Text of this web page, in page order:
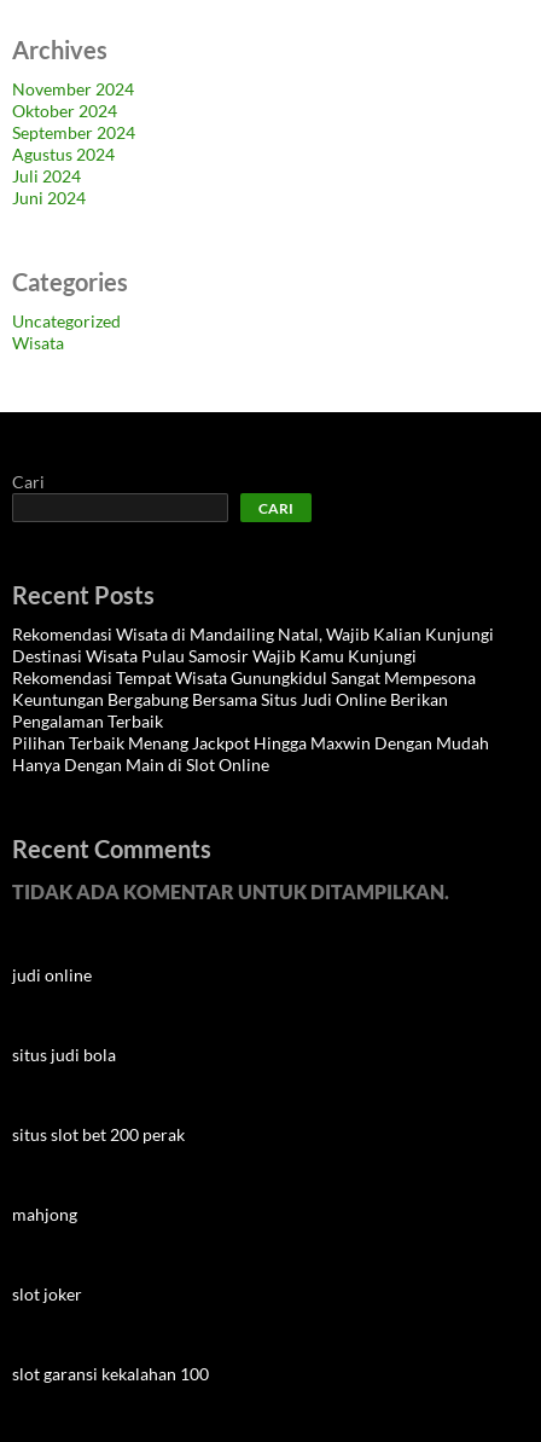
Archives
November 2024
Oktober 2024
September 2024
Agustus 2024
Juli 2024
Juni 2024
Categories
Uncategorized
Wisata
Cari
CARI
Recent Posts
Rekomendasi Wisata di Mandailing Natal, Wajib Kalian Kunjungi
Destinasi Wisata Pulau Samosir Wajib Kamu Kunjungi
Rekomendasi Tempat Wisata Gunungkidul Sangat Mempesona
Keuntungan Bergabung Bersama Situs Judi Online Berikan
Pengalaman Terbaik
Pilihan Terbaik Menang Jackpot Hingga Maxwin Dengan Mudah
Hanya Dengan Main di Slot Online
Recent Comments
TIDAK ADA KOMENTAR UNTUK DITAMPILKAN.
judi online
situs judi bola
situs slot bet 200 perak
mahjong
slot joker
slot garansi kekalahan 100